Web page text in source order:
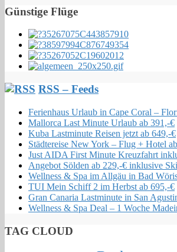
Günstige Flüge
RSS – Feeds
Ferienhaus Urlaub in Cape Coral –
Mallorca Last Minute Urlaub ab 391,-€
Kuba Lastminute Reisen jetzt ab 649,-€
Städtereise New York – Flug + Hotel
Just AIDA First Minute Kreuzfahrt
Angebot Sölden ab 229,-€ inklusive
Wellness & Spa im Allgäu in Bad
TUI Mein Schiff 2 im Herbst ab 695,-€
Gran Canaria Lastminute in San
Wellness & Spa Deal – 1 Woche
TAG CLOUD